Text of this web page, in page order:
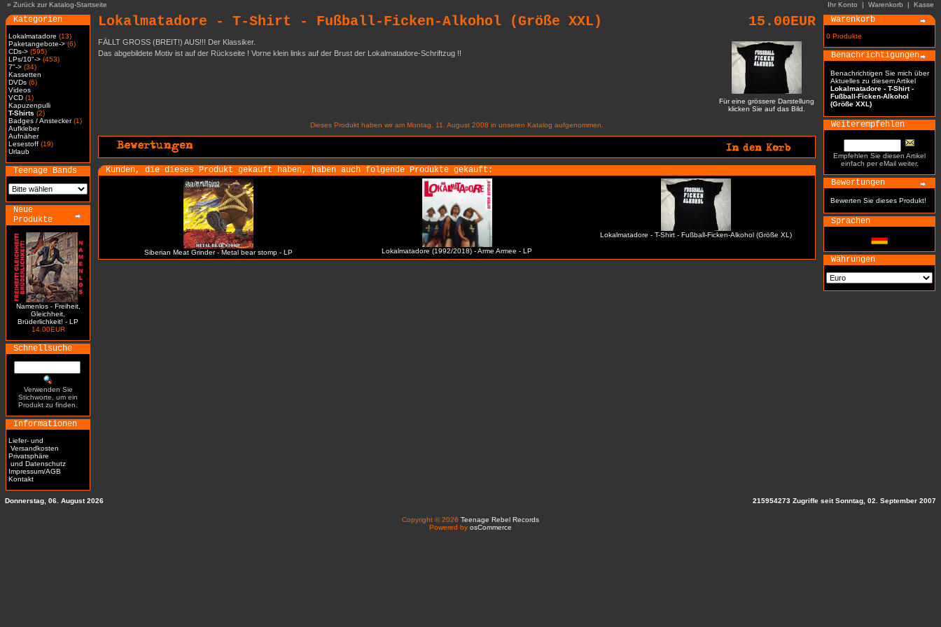
» Zurück zur Katalog-Startseite Ihr Konto | Warenkorb | Kasse
Kategorien
Lokalmatadore (13)
Paketangebote-> (6)
CDs-> (595)
LPs/10"-> (453)
7"-> (34)
Kassetten
DVDs (6)
Videos
VCD (1)
Kapuzenpulli
T-Shirts (2)
Badges / Anstecker(1)
Aufkleber
Aufnäher
Lesestoff (19)
Urlaub
Teenage Bands
Neue
Produkte
Namenlos - Freiheit,
Gleichheit,
Brüderlichkeit! - LP
14.00EUR
Schnellsuche
Verwenden Sie
Stichworte, um ein
Produkt zu finden.
Informationen
Liefer- und
Versandkosten
Privatsphäre
und Datenschutz
Impressum/AGB
Kontakt
Lokalmatadore - T-Shirt - Fußball-Ficken-Alkohol (Größe XXL) 15.00EUR
Für eine grössere Darstellung
klicken Sie auf das Bild.
FÄLLT GROSS (BREIT!) AUS!!! Der Klassiker.
Das abgebildete Motiv ist auf der Rückseite ! Vorne klein links auf der Brust der Lokalmatadore-Schriftzug !!
Dieses Produkt haben wir am Montag, 11. August 2008 in unseren Katalog aufgenommen.
Kunden, die dieses Produkt gekauft haben, haben auch folgende Produkte gekauft:
Siberian Meat Grinder - Metal bear stomp - LP Lokalmatadore (1992/2018) - Arme Armee - LP
Lokalmatadore - T-Shirt - Fußball-Ficken-Alkohol (Größe XL)
Warenkorb
0 Produkte
Benachrichtigungen
Benachrichtigen Sie mich über
Aktuelles zu diesem Artikel
Lokalmatadore - T-Shirt -
Fußball-Ficken-Alkohol
(Größe XXL)
Weiterempfehlen
Empfehlen Sie diesen Artikel
einfach per eMail weiter.
Bewertungen
Bewerten Sie dieses Produkt!
Sprachen
Währungen
Donnerstag, 06. August 2026 215954273 Zugriffe seit Sonntag, 02. September 2007
Copyright © 2026 Teenage Rebel Records
Powered by osCommerce